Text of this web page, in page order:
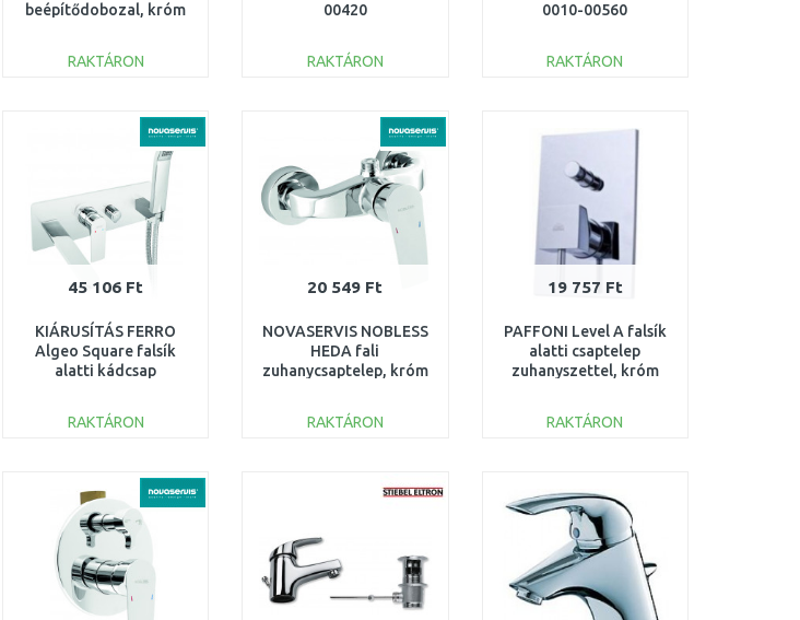
beépítődobozal, króm
RAKTÁRON
Összehasonlítás
00420
RAKTÁRON
Összehasonlítás
0010-00560
RAKTÁRON
Összehasonlítás
45 106 Ft
KIÁRUSÍTÁS FERRO
Algeo Square falsík
alatti kádcsap
BAQ11P
KICSOMAGOLT
RAKTÁRON
Összehasonlítás
20 549 Ft
NOVASERVIS NOBLESS
HEDA fali
zuhanycsaptelep, króm
RAKTÁRON
Összehasonlítás
19 757 Ft
PAFFONI Level A falsík
alatti csaptelep
zuhanyszettel, króm
RAKTÁRON